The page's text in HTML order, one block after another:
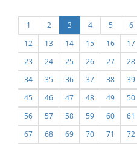
1 2 3 4 5 6
12
13 14 15 16 17
23
24 25 26 27 28
34
35 36 37 38 39
45
46 47 48 49 50
56
57 58 59 60 61
67
68 69 70 71 72